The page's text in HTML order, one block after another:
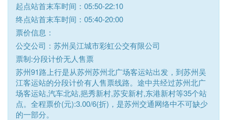
起点站首末车时间：05:50-22:10
终点站首末车时间：05:40-20:00
票价信息：
公交公司：苏州吴江城市彩虹公交有限公司
票制:分段计价无人售票
苏州91路上行是从苏州苏州北广场客运站出发，到苏州吴
江客运站的分段计价有人售票线路。途中共经过苏州北广
场客运站,汽车北站,挹秀新村,苏安新村,东港新村等35个站
点。全程票价(元):3.00/6(折)，是苏州交通网络中不可缺少
的一部分。